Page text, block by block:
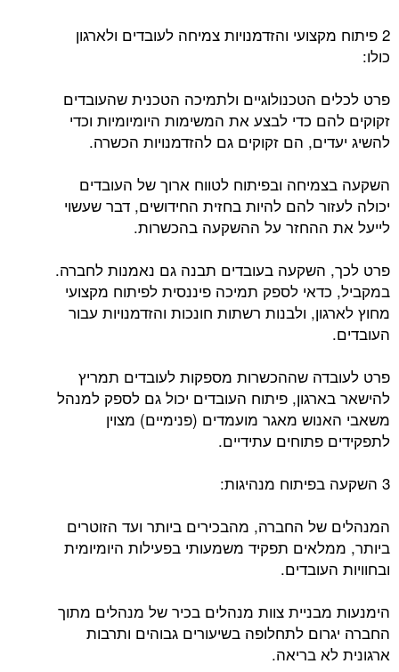
2 פיתוח מקצועי והזדמנויות צמיחה לעובדים ולארגון
כולו:
פרט לכלים הטכנולוגיים ולתמיכה הטכנית שהעובדים
זקוקים להם כדי לבצע את המשימות היומיומיות וכדי
להשיג יעדים, הם זקוקים גם להזדמנויות הכשרה.
השקעה בצמיחה ובפיתוח לטווח ארוך של העובדים
יכולה לעזור להם להיות בחזית החידושים, דבר שעשוי
לייעל את ההחזר על ההשקעה בהכשרות.
פרט לכך, השקעה בעובדים תבנה גם נאמנות לחברה.
במקביל, כדאי לספק תמיכה פיננסית לפיתוח מקצועי
מחוץ לארגון, ולבנות רשתות חונכות והזדמנויות עבור
העובדים.
פרט לעובדה שההכשרות מספקות לעובדים תמריץ
להישאר בארגון, פיתוח העובדים יכול גם לספק למנהל
משאבי האנוש מאגר מועמדים (פנימיים) מצוין
לתפקידים פתוחים עתידיים.
3 השקעה בפיתוח מנהיגות:
המנהלים של החברה, מהבכירים ביותר ועד הזוטרים
ביותר, ממלאים תפקיד משמעותי בפעילות היומיומית
ובחוויות העובדים.
הימנעות מבניית צוות מנהלים בכיר של מנהלים מתוך
החברה יגרום לתחלופה בשיעורים גבוהים ותרבות
ארגונית לא בריאה.